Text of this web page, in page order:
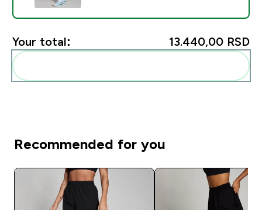
Your total: 13.440,00 RSD‎
Recommended for you